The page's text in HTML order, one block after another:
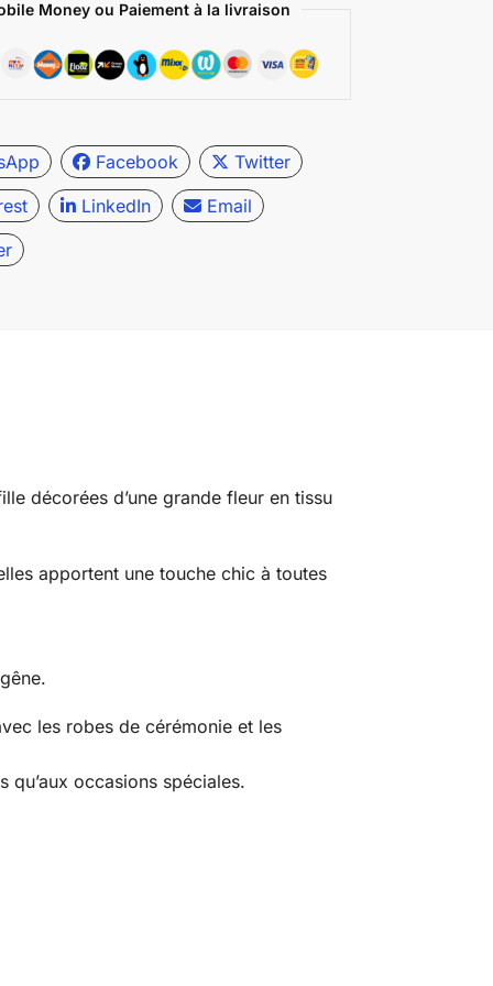
Money ou Paiement à la livraison
Facebook
Twitter
LinkedIn
Email
décorées d’une grande fleur en tissu
apportent une touche chic à toutes
les robes de cérémonie et les
occasions spéciales.